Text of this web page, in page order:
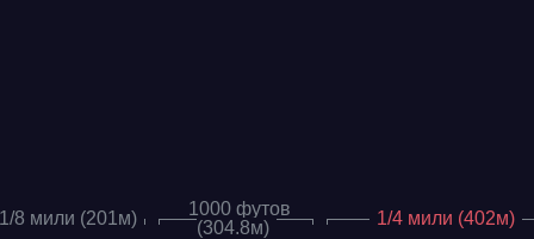
1/8 мили (201м)
1000 футов
(304.8м)
1/4 мили (402м)